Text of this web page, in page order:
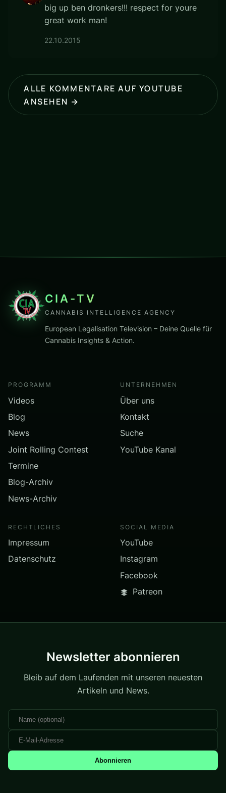
big up ben dronkers!!! respect for youre
great work man!
22.10.2015
ALLE KOMMENTARE AUF YOUTUBE
ANSEHEN →
CIA-TV
CANNABIS INTELLIGENCE AGENCY
European Legalisation Television – Deine Quelle für
Cannabis Insights & Action.
PROGRAMM
Videos
Blog
News
Joint Rolling Contest
Termine
Blog-Archiv
News-Archiv
UNTERNEHMEN
Über uns
Kontakt
Suche
YouTube Kanal
RECHTLICHES
Impressum
Datenschutz
SOCIAL MEDIA
YouTube
Instagram
Facebook
Patreon
Newsletter abonnieren
Bleib auf dem Laufenden mit unseren neuesten
Artikeln und News.
Abonnieren